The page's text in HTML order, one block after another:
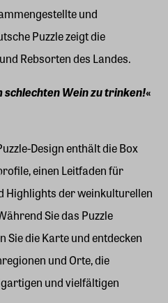
und
Puzzle zeigt die
Rebsorten des Landes.
schlechten Wein zu trinken!«
Design enthält die Box
einen Leitfaden für
Highlights der weinkulturellen
Sie das Puzzle
Sie die Karte und entdecken
und Orte, die
und vielfältigen